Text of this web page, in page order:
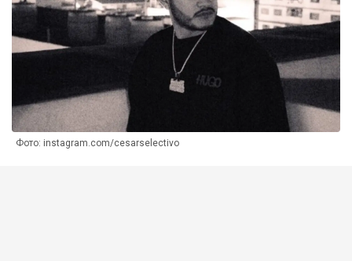
Фото: instagram.com/cesarselectivo